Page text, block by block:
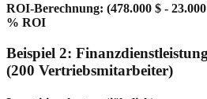
ROI-Berechnung: (478.000 $ -
% ROI
Beispiel 2:
(200 Vertriebsmitarbeiter)